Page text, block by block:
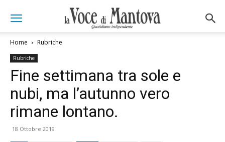
Home Rubriche
Rubriche
Fine settimana tra sole e
nubi, ma l’autunno vero
rimane lontano.
18 Ottobre 2019